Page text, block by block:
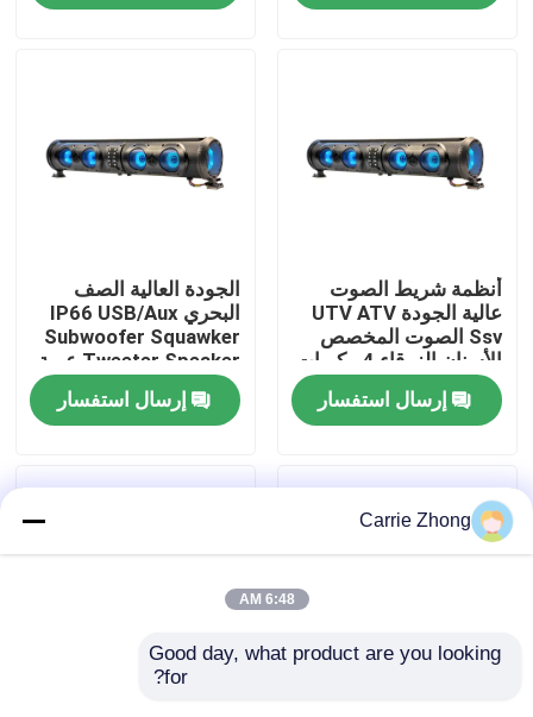
معلومات عنا
مراقبة الجودة
اتصل بنا
مرايا جانبية لعربة الجولف
أنظمة شريط الصوت
عالية الجودة UTV ATV
Ssv الصوت المخصص
الأسنان الزرقاء 4 مكبرات
الصوت التحكم عن بعد
IP66 عازل المياه USB إرسال استفسار
الجودة العالية الصف
البحري IP66 USB/Aux
Subwoofer Squawker
Tweeter Speaker عربة
الغولف الكهربائية شريط
الصوت بلوتوث
إرسال استفسار
Carrie Zhong
6:48 AM
Good day, what product are you looking
for?